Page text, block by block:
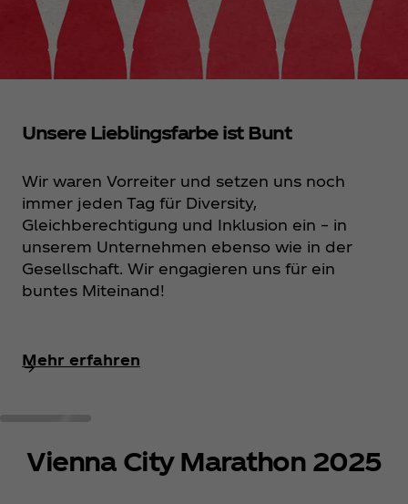
Unsere Lieblingsfarbe ist Bunt
Wir waren Vorreiter und setzen uns noch
immer jeden Tag für Diversity,
Gleichberechtigung und Inklusion ein – in
unserem Unternehmen ebenso wie in der
Gesellschaft. Wir engagieren uns für ein
buntes Miteinand!
Mehr erfahren
Vienna City Marathon 2025